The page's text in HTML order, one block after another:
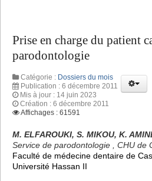
Prise en charge du patient
parodontologie
Catégorie : Dossiers du mois
Publication : 6 décembre 2011
Mis à jour : 14 juin 2023
Création : 6 décembre 2011
Affichages : 61591
M. ELFAROUKI, S. MIKOU, K.
Service de parodontologie , CHU de
Faculté de médecine dentaire de
Université Hassan II